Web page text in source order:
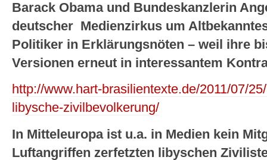
Barack Obama und Bundeskanzlerin
deutscher Medienzirkus um
Politiker in Erklärungsnöten – weil ihre
Versionen erneut in interessantem
http://www.hart-brasilientexte.de/2011/07/
libysche-zivilbevolkerung/
In Mitteleuropa ist u.a. in Medien kein
Luftangriffen zerfetzten libyschen